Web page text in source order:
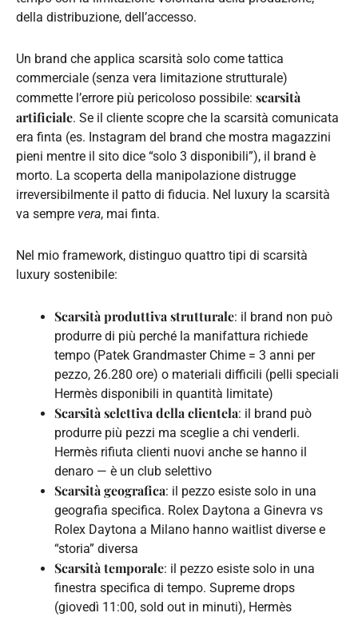
della distribuzione, dell’accesso.
Un brand che applica scarsità solo come tattica
commerciale (senza vera limitazione strutturale)
commette l’errore più pericoloso possibile: scarsità
artificiale. Se il cliente scopre che la scarsità comunicata
era finta (es. Instagram del brand che mostra magazzini
pieni mentre il sito dice “solo 3 disponibili”), il brand è
morto. La scoperta della manipolazione distrugge
irreversibilmente il patto di fiducia. Nel luxury la scarsità
va sempre vera, mai finta.
Nel mio framework, distinguo quattro tipi di scarsità
luxury sostenibile:
Scarsità produttiva strutturale: il brand non può
produrre di più perché la manifattura richiede
tempo (Patek Grandmaster Chime = 3 anni per
pezzo, 26.280 ore) o materiali difficili (pelli speciali
Hermès disponibili in quantità limitate)
Scarsità selettiva della clientela: il brand può
produrre più pezzi ma sceglie a chi venderli.
Hermès rifiuta clienti nuovi anche se hanno il
denaro — è un club selettivo
Scarsità geografica: il pezzo esiste solo in una
geografia specifica. Rolex Daytona a Ginevra vs
Rolex Daytona a Milano hanno waitlist diverse e
“storia” diversa
Scarsità temporale: il pezzo esiste solo in una
finestra specifica di tempo. Supreme drops
(giovedì 11:00, sold out in minuti), Hermès